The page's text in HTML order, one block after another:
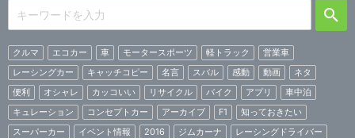
クルマ エコカー 車 モータースポーツ 軽トラック
営業車
レーシングカー
キャッチコピー 名言 スバル 感動 動画
ネタ
便利
オシャレ カッコいい リサイクル バイク アプリ
車中泊
キュレーション
コンセプトカー アーカイブ F1
知っておきたい
スーパーカー
イベント情報 2016 ジムカーナ
レーシングドライバー